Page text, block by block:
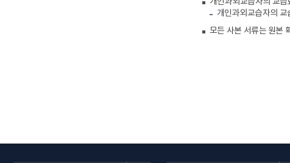
개인과외교습자의
모든 사본 서류는 원본